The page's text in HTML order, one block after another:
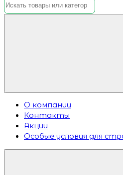
О компании
Контакты
Акции
Особые условия для